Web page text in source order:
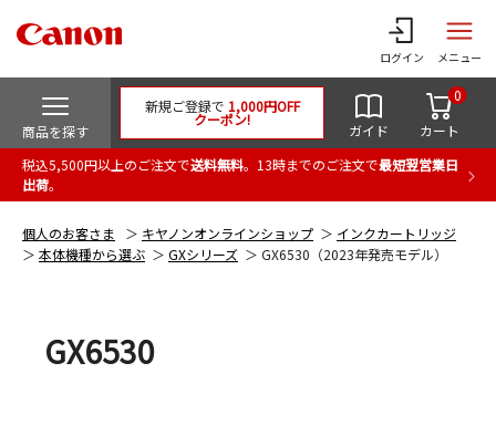
ログイン メニュー
商品を探す
新規ご登録で 1,000円OFF
クーポン!
ガイド カート
0
税込5,500円以上のご注文で送料無料。13時までのご注文で最短翌営業日
出荷。
個人のお客さま キヤノンオンラインショップ
インクカートリッジ
本体機種から選ぶ
GXシリーズ GX6530（2023年発売モデル）
GX6530